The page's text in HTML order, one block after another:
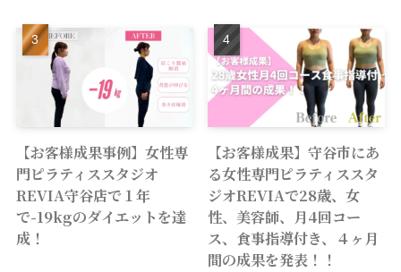
【お客様成果事例】女性専
門ピラティススタジオ
REVIA守谷店で１年
で-19kgのダイエットを達
成！
【お客様成果】守谷市にあ
る女性専門ピラティススタ
ジオREVIAで28歳、女
性、美容師、月4回コー
ス、食事指導付き、４ヶ月
間の成果を発表！！